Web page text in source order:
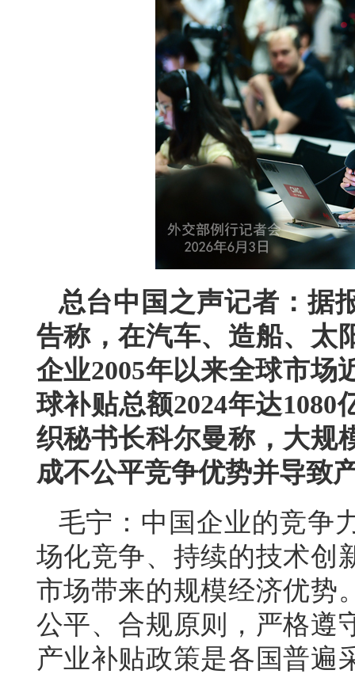
总台中国之声记者：据
告称，在汽车、造船、太
企业2005年以来全球市场
球补贴总额2024年达
织秘书长科尔曼称，大规
成不公平竞争优势并导致
毛宁：中国企业的竞争
场化竞争、持续的技术创
市场带来的规模经济优势
公平、合规原则，严格遵
产业补贴政策是各国普遍